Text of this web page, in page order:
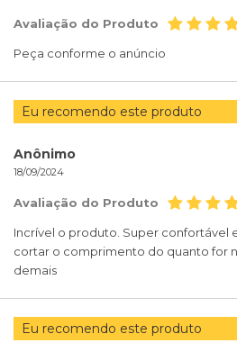
Avaliação do Produto
Peça conforme o anúncio
Eu recomendo este produto
Anônimo
18/09/2024
Avaliação do Produto
Incrível o produto. Super confortável
cortar o comprimento do quanto for
demais
Eu recomendo este produto